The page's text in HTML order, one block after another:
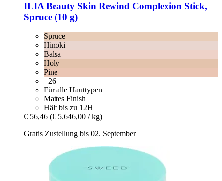
ILIA Beauty Skin Rewind Complexion Stick,
Spruce (10 g)
Spruce
Hinoki
Balsa
Holy
Pine
+26
Für alle Hauttypen
Mattes Finish
Hält bis zu 12H
€ 56,46 (€ 5.646,00 / kg)
Gratis Zustellung bis 02. September